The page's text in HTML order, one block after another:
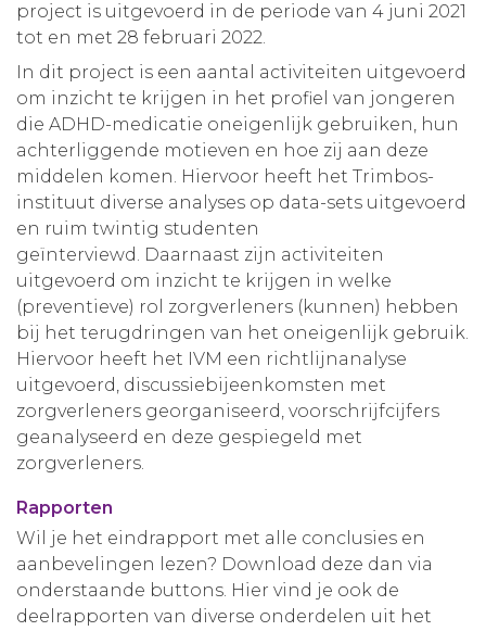
project is uitgevoerd in de periode van 4 juni 2021
tot en met 28 februari 2022.
In dit project is een aantal activiteiten uitgevoerd
om inzicht te krijgen in het profiel van jongeren
die ADHD-medicatie oneigenlijk gebruiken, hun
achterliggende motieven en hoe zij aan deze
middelen komen. Hiervoor heeft het Trimbos-
instituut diverse analyses op data-sets uitgevoerd
en ruim twintig studenten
geïnterviewd. Daarnaast zijn activiteiten
uitgevoerd om inzicht te krijgen in welke
(preventieve) rol zorgverleners (kunnen) hebben
bij het terugdringen van het oneigenlijk gebruik.
Hiervoor heeft het IVM een richtlijnanalyse
uitgevoerd, discussiebijeenkomsten met
zorgverleners georganiseerd, voorschrijfcijfers
geanalyseerd en deze gespiegeld met
zorgverleners.
Rapporten
Wil je het eindrapport met alle conclusies en
aanbevelingen lezen? Download deze dan via
onderstaande buttons. Hier vind je ook de
deelrapporten van diverse onderdelen uit het